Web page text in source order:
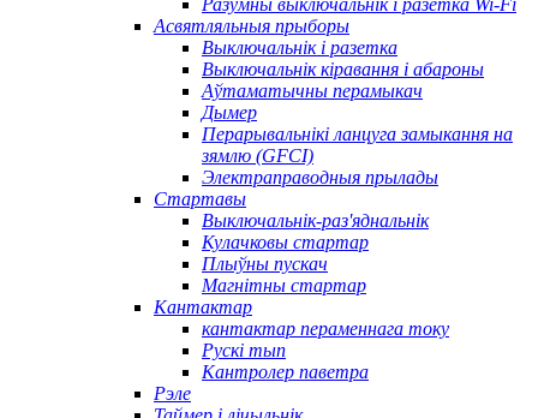
Разумны выключальнік і разетка Wi-Fi
Асвятляльныя прыборы
Выключальнік і разетка
Выключальнік кіравання і абароны
Аўтаматычны перамыкач
Дымер
Перарывальнікі ланцуга замыкання на
зямлю (GFCI)
Электраправодныя прылады
Стартавы
Выключальнік-раз'яднальнік
Кулачковы стартар
Плыўны пускач
Магнітны стартар
Кантактар
кантактар ​​пераменнага току
Рускі тып
Кантролер паветра
Рэле